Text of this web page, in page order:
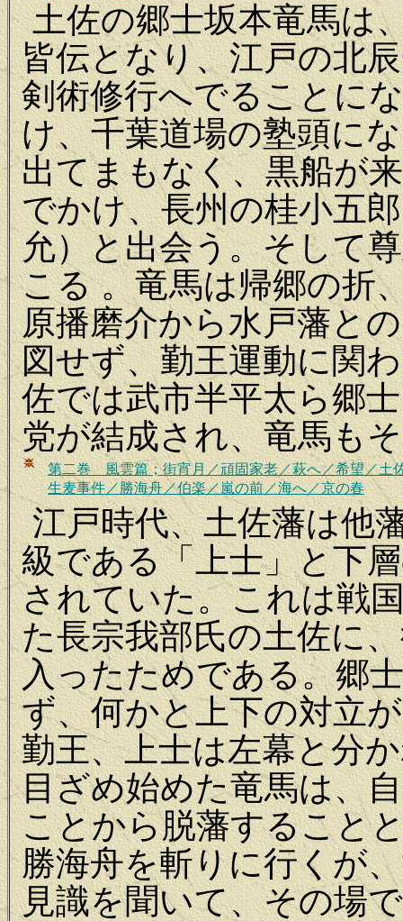
土佐の郷士坂本竜馬は
皆伝となり、江戸の北
剣術修行へでることに
け、千葉道場の塾頭に
出てまもなく、黒船が
でかけ、長州の桂小五
允）と出会う。そして
こる 。竜馬は帰郷の折
原播磨介から水戸藩と
図せず、勤王運動に関
佐では武市半平太ら郷
党が結成され、竜馬も
第二巻 風雲篇；街宵月／頑固家老／萩へ／希望／土
生麦事件／勝海舟／伯楽／嵐の前／海へ／京の春
江戸時代、土佐藩は他
級である「上士」と下
されていた。これは戦
た長宗我部氏の土佐に
入ったためである。郷
ず、何かと上下の対立
勤王、上士は左幕と分
目ざめ始めた竜馬は、
ことから脱藩すること
勝海舟を斬りに行くが
見識を聞いて、その場